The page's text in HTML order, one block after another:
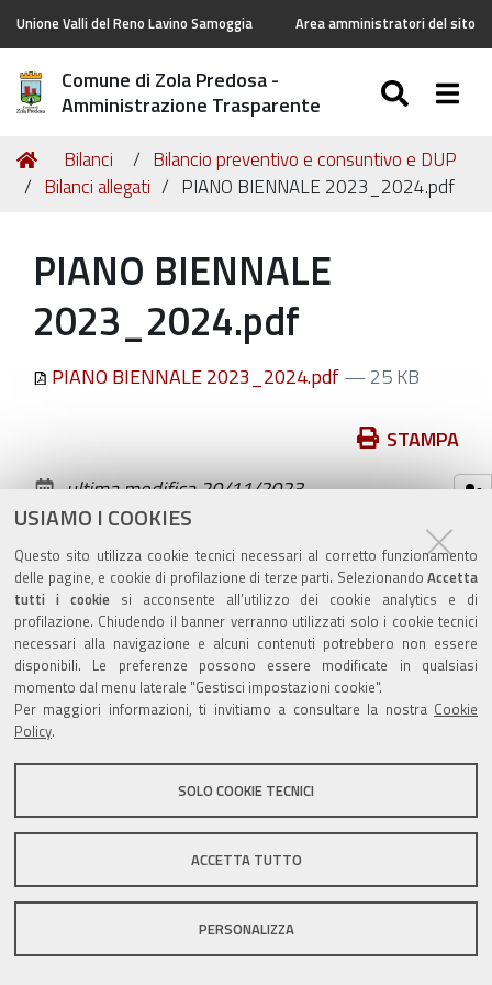
USIAMO I COOKIES
Questo sito utilizza cookie tecnici necessari al corretto funzionamento
delle pagine, e cookie di profilazione di terze parti. Selezionando Accetta
tutti i cookiesi acconsente all’utilizzo dei cookie analytics e di
profilazione. Chiudendo il banner verranno utilizzati solo i cookie tecnici
necessari alla navigazione e alcuni contenuti potrebbero non essere
disponibili. Le preferenze possono essere modificate in qualsiasi
momento dal menu laterale "Gestisci impostazioni cookie".
Per maggiori informazioni, ti invitiamo a consultare la nostra Cookie
Policy.
SOLO COOKIE TECNICI
ACCETTA TUTTO
PERSONALIZZA
Unione Valli del Reno Lavino Samoggia Area amministratori del sito
Comune di Zola Predosa -
Amministrazione Trasparente
Tu
sei
Home
Bilanci
Bilancio preventivo e consuntivo e DUP
Bilanci allegati
PIANO BIENNALE 2023_2024.pdf
PIANO BIENNALE
2023_2024.pdf
PIANO BIENNALE 2023_2024.pdf— 25 KB
documento
STAMPA
ultima modifica20/11/2023
Valuta questo sito
Sito istituzionale Comune di Zola Predosa
Privacy policy|DPO|Accessibilità